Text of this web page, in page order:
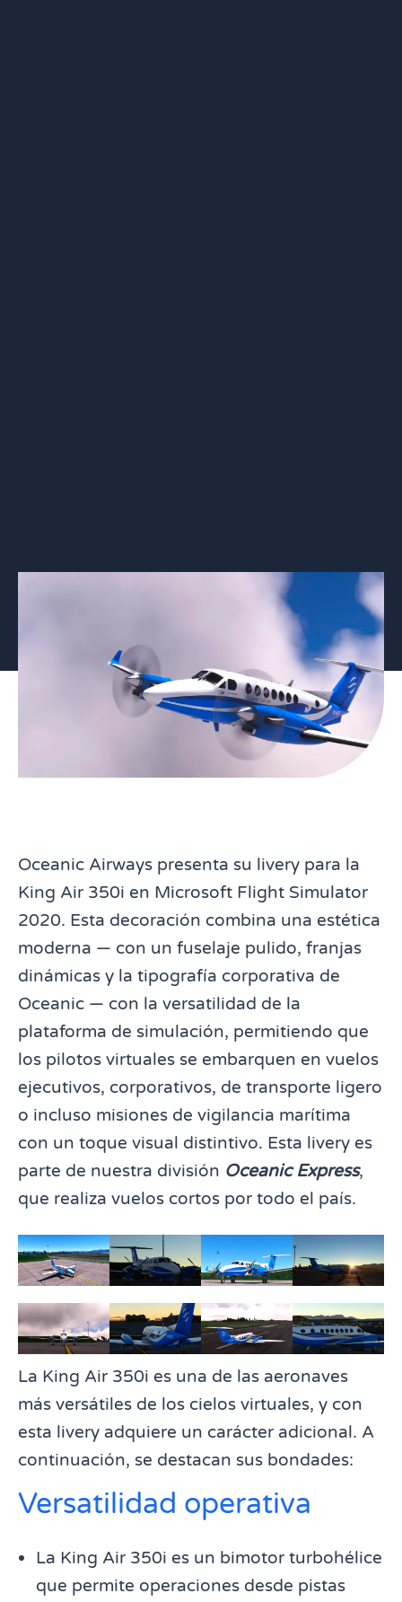
Oceanic Airways presenta su livery para la
King Air 350i en Microsoft Flight Simulator
2020. Esta decoración combina una estética
moderna — con un fuselaje pulido, franjas
dinámicas y la tipografía corporativa de
Oceanic — con la versatilidad de la
plataforma de simulación, permitiendo que
los pilotos virtuales se embarquen en vuelos
ejecutivos, corporativos, de transporte ligero
o incluso misiones de vigilancia marítima
con un toque visual distintivo. Esta livery es
parte de nuestra división Oceanic Express,
que realiza vuelos cortos por todo el país.
La King Air 350i es una de las aeronaves
más versátiles de los cielos virtuales, y con
esta livery adquiere un carácter adicional. A
continuación, se destacan sus bondades:
Versatilidad operativa
La King Air 350i es un bimotor turbohélice
que permite operaciones desde pistas